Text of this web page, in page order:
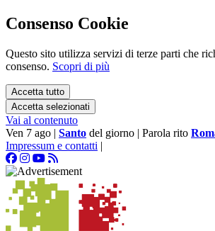
Consenso Cookie
Questo sito utilizza servizi di terze parti che
consenso. Scopri di più
Accetta tutto
Accetta selezionati
Vai al contenuto
Ven 7 ago | Santo del giorno | Parola rito
Impressum e contatti |